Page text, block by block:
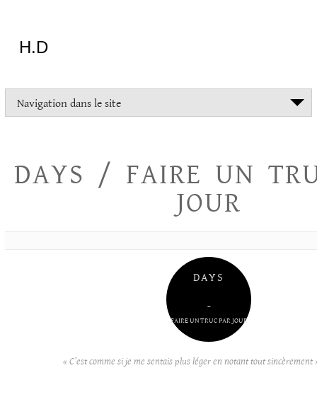
H.D
tout
essayer
Navigation dans le site
DAYS / FAIRE UN
JOUR
DAYS
–
FAIRE UN TRUC PAR JOUR
« C’est comme si je me sentais plus léger en notant tout sincèrement